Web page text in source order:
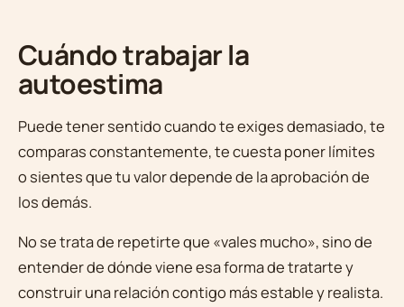
Cuándo trabajar la
autoestima
Puede tener sentido cuando te exiges demasiado, te
comparas constantemente, te cuesta poner límites
o sientes que tu valor depende de la aprobación de
los demás.
No se trata de repetirte que «vales mucho», sino de
entender de dónde viene esa forma de tratarte y
construir una relación contigo más estable y realista.